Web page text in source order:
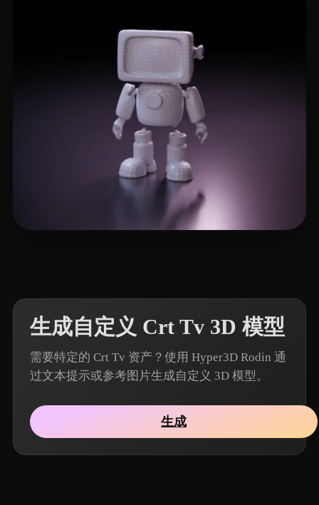
生成自定义 Crt Tv 3D 模型
需要特定的 Crt Tv 资产？使用 Hyper3D Rodin 通
过文本提示或参考图片生成自定义 3D 模型。
生成